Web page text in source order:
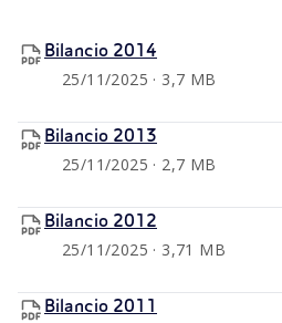
Bilancio 2014
25/11/2025 · 3,7 MB
Bilancio 2013
25/11/2025 · 2,7 MB
Bilancio 2012
25/11/2025 · 3,71 MB
Bilancio 2011